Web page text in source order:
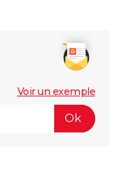
Voir un exemple